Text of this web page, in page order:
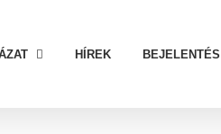
HÍREK BEJELENTÉS